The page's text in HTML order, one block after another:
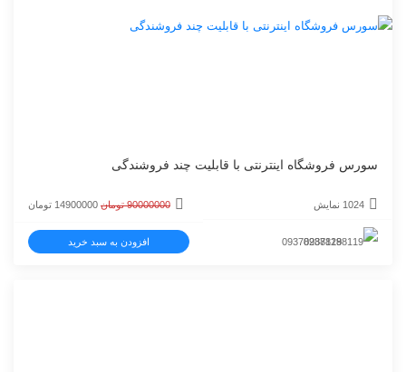
سورس فروشگاه اینترنتی با قابلیت چند فروشندگی
1024 نمایش 90000000 تومان قیمت
90000000 تومان
14900000 تومان
09378288119 افزودن به سبد خرید